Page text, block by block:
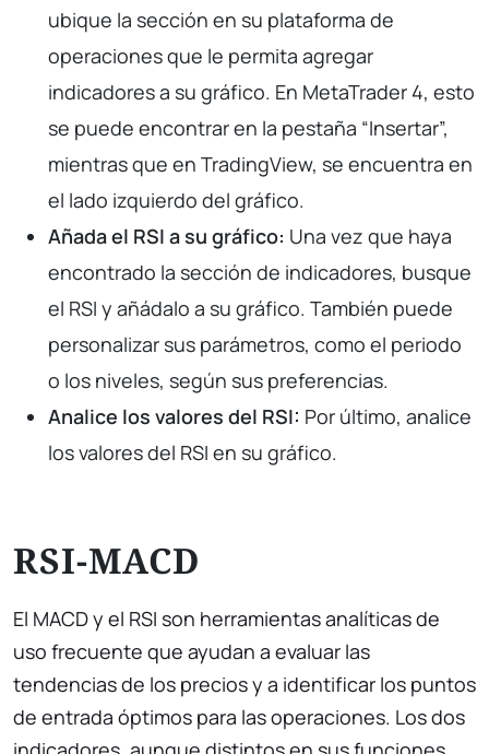
ubique la sección en su plataforma de
operaciones que le permita agregar
indicadores a su gráfico. En MetaTrader 4, esto
se puede encontrar en la pestaña “Insertar”,
mientras que en TradingView, se encuentra en
el lado izquierdo del gráfico.
Añada el RSI a su gráfico: Una vez que haya
encontrado la sección de indicadores, busque
el RSI y añádalo a su gráfico. También puede
personalizar sus parámetros, como el periodo
o los niveles, según sus preferencias.
Analice los valores del RSI: Por último, analice
los valores del RSI en su gráfico.
RSI-MACD
El MACD y el RSI son herramientas analíticas de
uso frecuente que ayudan a evaluar las
tendencias de los precios y a identificar los puntos
de entrada óptimos para las operaciones. Los dos